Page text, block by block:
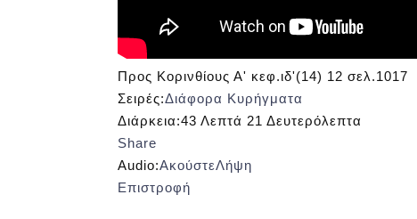
Προς Κορινθίους Α' κεφ.ιδ'(14) 12 σελ.1017
Σειρές:Διάφορα Κυρήγματα
Διάρκεια:43 Λεπτά 21 Δευτερόλεπτα
Share
Audio:ΑκούστεΛήψη
Επιστροφή